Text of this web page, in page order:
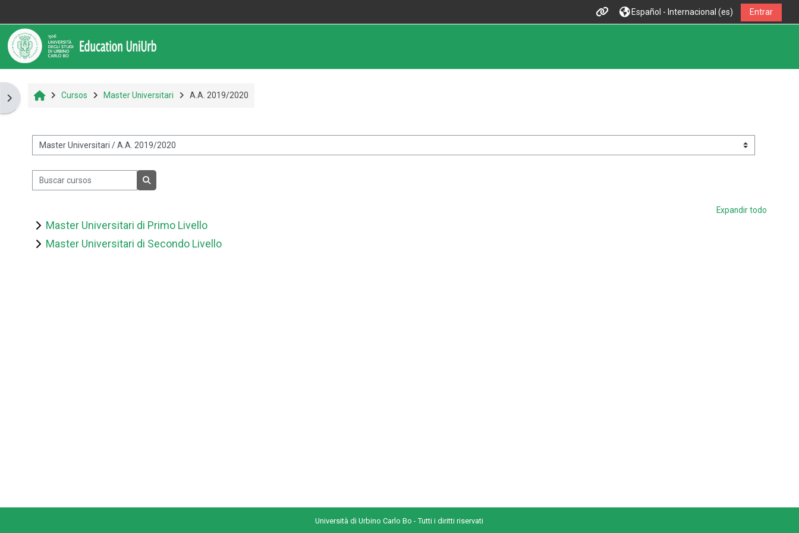
Informazioni
Assistenza
Informazioni generali
Istruzioni per docenti
Istruzioni per studenti
Portale UniUrb
Español - Internacional ‎(es)‎ Entrar
Abrir cajón de bloques
Inicio
Cursos Master Universitari A.A. 2019/2020
Categorías
Buscar cursos
Expandir todo
Master Universitari di Primo Livello
Master Universitari di Secondo Livello
Università di Urbino Carlo Bo - Tutti i diritti riservati